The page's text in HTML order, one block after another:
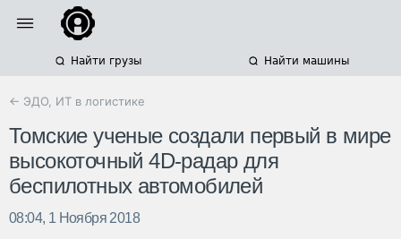
Найти грузы Найти машины
← ЭДО, ИТ в логистике
Томские ученые создали первый в мире
высокоточный 4D-радар для
беспилотных автомобилей
08:04, 1 Ноября 2018